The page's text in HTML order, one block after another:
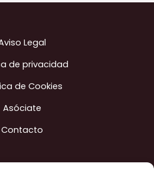
Legal
de privacidad
de Cookies
Asóciate
Contacto